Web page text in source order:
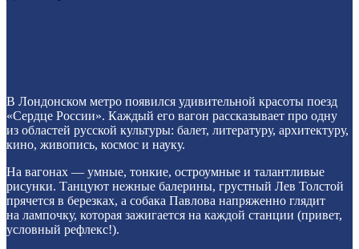
В Лондонском метро появился удивительной красоты поезд
«Сердце России». Каждый его вагон рассказывает про одну
из областей русской культуры: балет, литературу, архитектуру,
кино, живопись, космос и науку.
На вагонах — умные, тонкие, остроумные и талантливые
рисунки. Танцуют нежные балерины, грустный Лев Толстой
прячется в березках, а собака Павлова напряженно глядит
на лампочку, которая зажигается на каждой станции (привет,
условный рефлекс!).